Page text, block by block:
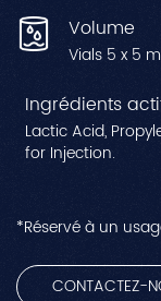
Volume
Vials 5 x 5
Ingrédients
Lactic Acid,
for Injection.
*Réservé à un
CONTACTEZ-